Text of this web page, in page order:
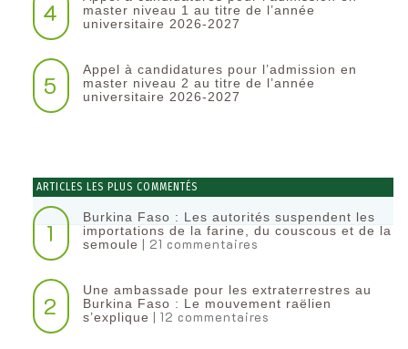
4
master niveau 1 au titre de l’année
universitaire 2026-2027
5
Appel à candidatures pour l’admission en
master niveau 2 au titre de l’année
universitaire 2026-2027
ARTICLES LES PLUS COMMENTÉS
1
Burkina Faso : Les autorités suspendent les
importations de la farine, du couscous et de la
semoule | 21 commentaires
2
Une ambassade pour les extraterrestres au
Burkina Faso : Le mouvement raëlien
s’explique | 12 commentaires